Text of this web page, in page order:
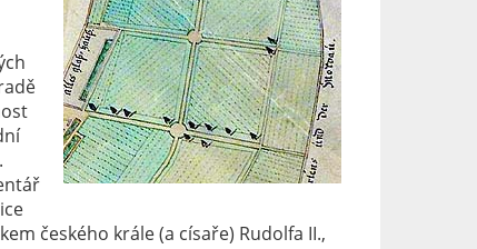
českého krále (a císaře) Rudolfa II.,